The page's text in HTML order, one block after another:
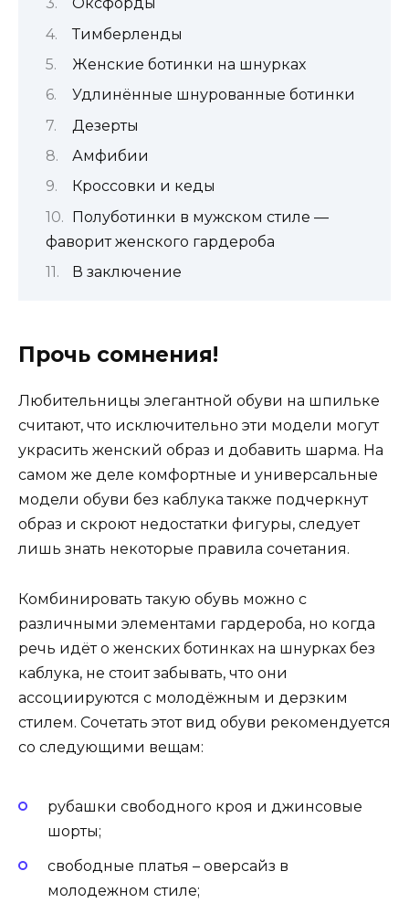
Тимберленды
Женские ботинки на шнурках
Удлинённые шнурованные ботинки
Дезерты
Амфибии
Кроссовки и кеды
Полуботинки в мужском стиле —
фаворит женского гардероба
В заключение
Прочь сомнения!
Любительницы элегантной обуви на шпильке
считают, что исключительно эти модели могут
украсить женский образ и добавить шарма. На
самом же деле комфортные и универсальные
модели обуви без каблука также подчеркнут
образ и скроют недостатки фигуры, следует
лишь знать некоторые правила сочетания.
Комбинировать такую обувь можно с
различными элементами гардероба, но когда
речь идёт о женских ботинках на шнурках без
каблука, не стоит забывать, что они
ассоциируются с молодёжным и дерзким
стилем. Сочетать этот вид обуви рекомендуется
со следующими вещам:
рубашки свободного кроя и джинсовые
шорты;
свободные платья – оверсайз в
молодежном стиле;